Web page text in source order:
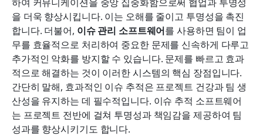
을 더욱 향상시킵니다. 이는 오해를 줄이고 투명성을 촉진
합니다. 더불어, 이슈 관리 소프트웨어를 사용하면 팀이 업
무를 효율적으로 처리하여 중요한 문제를 신속하게 다루고
추가적인 악화를 방지할 수 있습니다. 문제를 빠르고 효과
적으로 해결하는 것이 이러한 시스템의 핵심 장점입니다.
간단히 말해, 효과적인 이슈 추적은 프로젝트 건강과 팀 생
산성을 유지하는 데 필수적입니다. 이슈 추적 소프트웨어
는 프로젝트 전반에 걸쳐 투명성과 책임감을 제공하여 팀
성과를 향상시키기도 합니다.